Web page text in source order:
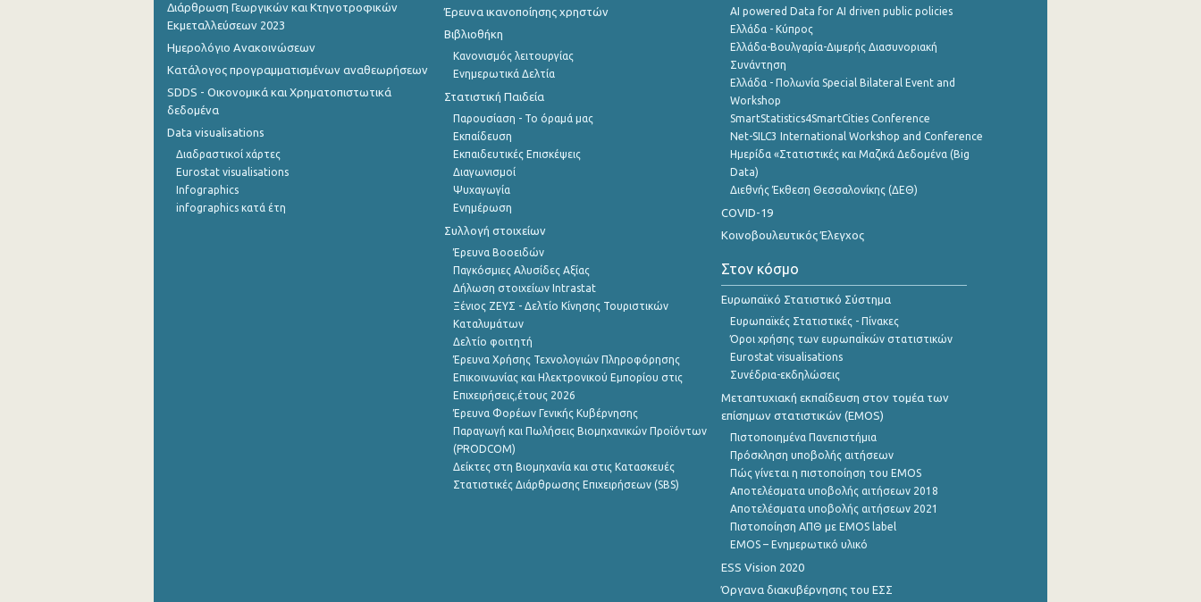
Διάρθρωση Γεωργικών και Κτηνοτροφικών
Εκμεταλλεύσεων 2023
Ημερολόγιο Ανακοινώσεων
Κατάλογος προγραμματισμένων αναθεωρήσεων
SDDS - Οικονομικά και Χρηματοπιστωτικά
δεδομένα
Data visualisations
Διαδραστικοί χάρτες
Eurostat visualisations
Infographics
infographics κατά έτη
Έρευνα ικανοποίησης χρηστών
Βιβλιοθήκη
Κανονισμός λειτουργίας
Ενημερωτικά Δελτία
Στατιστική Παιδεία
Παρουσίαση - Το όραμά μας
Εκπαίδευση
Εκπαιδευτικές Επισκέψεις
Διαγωνισμοί
Ψυχαγωγία
Ενημέρωση
Συλλογή στοιχείων
Έρευνα Βοοειδών
Παγκόσμιες Αλυσίδες Αξίας
Δήλωση στοιχείων Intrastat
Ξένιος ΖΕΥΣ - Δελτίο Κίνησης Τουριστικών
Καταλυμάτων
Δελτίο φοιτητή
Έρευνα Χρήσης Τεχνολογιών Πληροφόρησης
Επικοινωνίας και Ηλεκτρονικού Εμπορίου στις
Επιχειρήσεις,έτους 2026
Έρευνα Φορέων Γενικής Κυβέρνησης
Παραγωγή και Πωλήσεις Βιομηχανικών Προϊόντων
(PRODCOM)
Δείκτες στη Βιομηχανία και στις Κατασκευές
Στατιστικές Διάρθρωσης Επιχειρήσεων (SBS)
AI powered Data for AI driven public policies
Ελλάδα - Κύπρος
Ελλάδα-Βουλγαρία-Διμερής Διασυνοριακή
Συνάντηση
Ελλάδα - Πολωνία Special Bilateral Event and
Workshop
SmartStatistics4SmartCities Conference
Net-SILC3 International Workshop and Conference
Ημερίδα «Στατιστικές και Μαζικά Δεδομένα (Big
Data)
Διεθνής Έκθεση Θεσσαλονίκης (ΔΕΘ)
COVID-19
Κοινοβουλευτικός Έλεγχος
Στον κόσμο
Ευρωπαϊκό Στατιστικό Σύστημα
Ευρωπαϊκές Στατιστικές - Πίνακες
Όροι χρήσης των ευρωπαΪκών στατιστικών
Eurostat visualisations
Συνέδρια-εκδηλώσεις
Μεταπτυχιακή εκπαίδευση στον τομέα των
επίσημων στατιστικών (EMOS)
Πιστοποιημένα Πανεπιστήμια
Πρόσκληση υποβολής αιτήσεων
Πώς γίνεται η πιστοποίηση του EMOS
Αποτελέσματα υποβολής αιτήσεων 2018
Αποτελέσματα υποβολής αιτήσεων 2021
Πιστοποίηση ΑΠΘ με EMOS label
EMOS – Ενημερωτικό υλικό
ESS Vision 2020
Όργανα διακυβέρνησης του ΕΣΣ